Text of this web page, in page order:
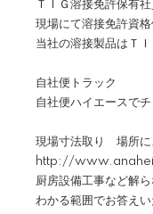
ＴＩＧ溶接免許保有社
現場にて溶接免許資
当社の溶接製品はＴ
自社便トラック
自社便ハイエースで
現場寸法取り 場所に
http://
厨房設備工事など解
わかる範囲でお答え